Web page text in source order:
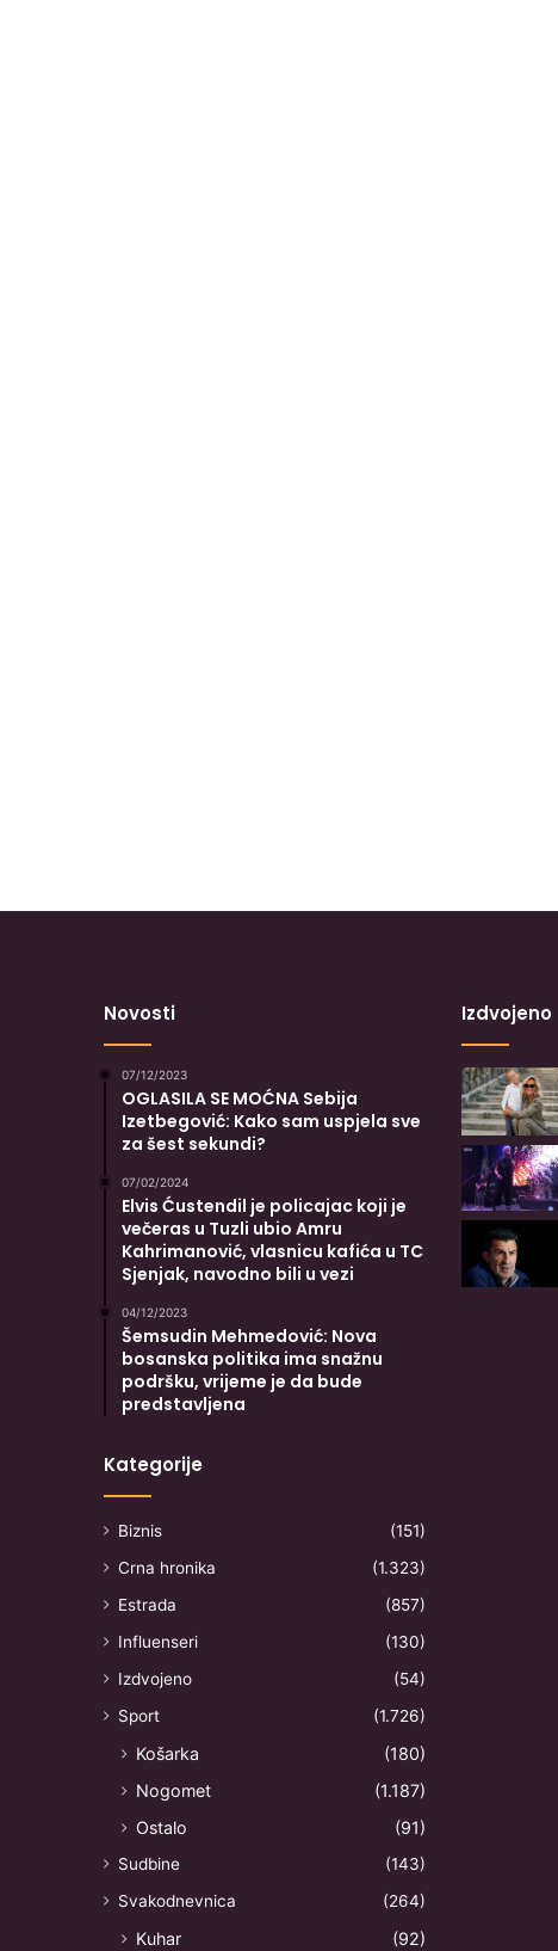
Novosti
07/12/2023
OGLASILA SE MOĆNA Sebija
Izetbegović: Kako sam uspjela sve
za šest sekundi?
07/02/2024
Elvis Ćustendil je policajac koji je
večeras u Tuzli ubio Amru
Kahrimanović, vlasnicu kafića u TC
Sjenjak, navodno bili u vezi
04/12/2023
Šemsudin Mehmedović: Nova
bosanska politika ima snažnu
podršku, vrijeme je da bude
predstavljena
Kategorije
Biznis
(151)
Crna hronika
(1.323)
Estrada
(857)
Influenseri
(130)
Izdvojeno
(54)
Sport
(1.726)
Košarka
(180)
Nogomet
(1.187)
Ostalo
(91)
Sudbine
(143)
Svakodnevnica
(264)
Kuhar (92)
Izdvojeno